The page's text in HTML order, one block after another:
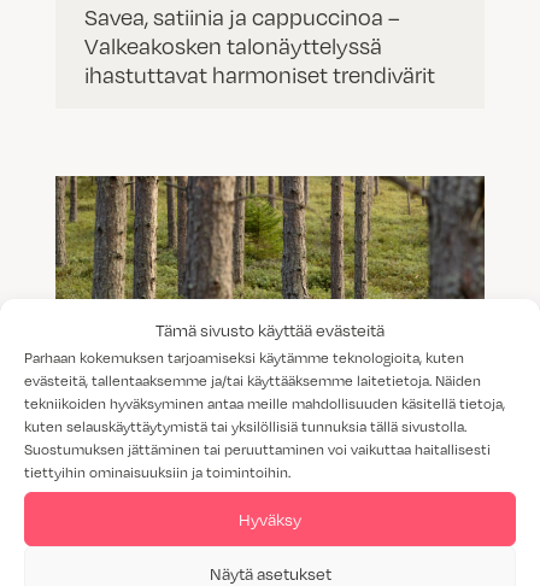
Tämä sivusto käyttää evästeitä
Parhaan kokemuksen tarjoamiseksi käytämme teknologioita, kuten
evästeitä, tallentaaksemme ja/tai käyttääksemme laitetietoja. Näiden
tekniikoiden hyväksyminen antaa meille mahdollisuuden käsitellä tietoja,
kuten selauskäyttäytymistä tai yksilöllisiä tunnuksia tällä sivustolla.
Suostumuksen jättäminen tai peruuttaminen voi vaikuttaa haitallisesti
tiettyihin ominaisuuksiin ja toimintoihin.
Hyväksy
Näytä asetukset
Savea, satiinia ja cappuccinoa –
Valkeakosken talonäyttelyssä
ihastuttavat harmoniset trendivärit
Luonto inspiraationa – uudet
maanläheiset sävyt harmonisoivat ja
rauhoittavat